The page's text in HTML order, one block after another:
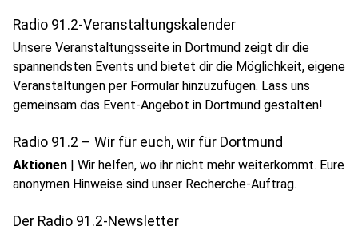
Radio 91.2-Veranstaltungskalender
Unsere Veranstaltungsseite in Dortmund zeigt dir die
spannendsten Events und bietet dir die Möglichkeit, eigene
Veranstaltungen per Formular hinzuzufügen. Lass uns
gemeinsam das Event-Angebot in Dortmund gestalten!
Radio 91.2 – Wir für euch, wir für Dortmund
Aktionen | Wir helfen, wo ihr nicht mehr weiterkommt. Eure
anonymen Hinweise sind unser Recherche-Auftrag.
Der Radio 91.2-Newsletter